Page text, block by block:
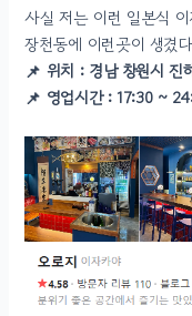
사실 저는 이런 일본식
장천동에 이런곳이 생겼
📌 위치 : 경남 창원시 진
📌 영업시간 : 17:30 ~